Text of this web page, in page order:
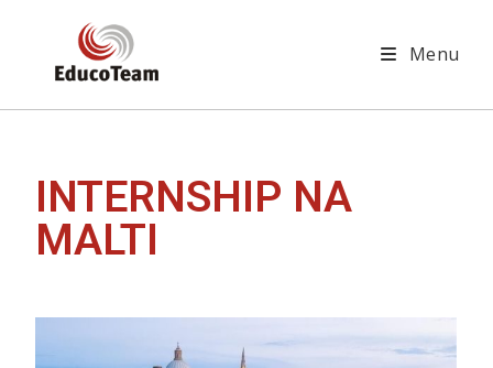
Menu
INTERNSHIP NA
MALTI